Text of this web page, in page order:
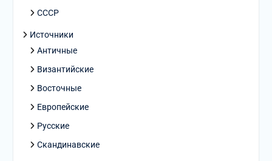
СССР
Источники
Античные
Византийские
Восточные
Европейские
Русские
Скандинавские